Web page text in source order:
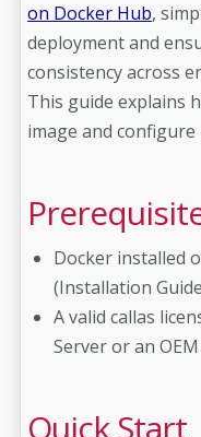
on Docker Hub,
deployment and
consistency across
This guide explains
image and configure
Docker installed
(Installation
A valid callas
Server or an
Quick Start